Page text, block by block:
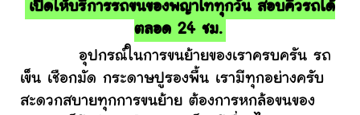
เปิดให้บริการรถขนของพญาไททุกวัน สอบคิวรถได้
ตลอด 24 ชม.
อุปกรณ์ในการขนย้ายของเราครบครัน รถ
เข็น เชือกมัด กระดาษปูรองพื้น เรามีทุกอย่างครับ
สะดวกสบายทุกการขนย้าย ต้องการหกล้อขนของ